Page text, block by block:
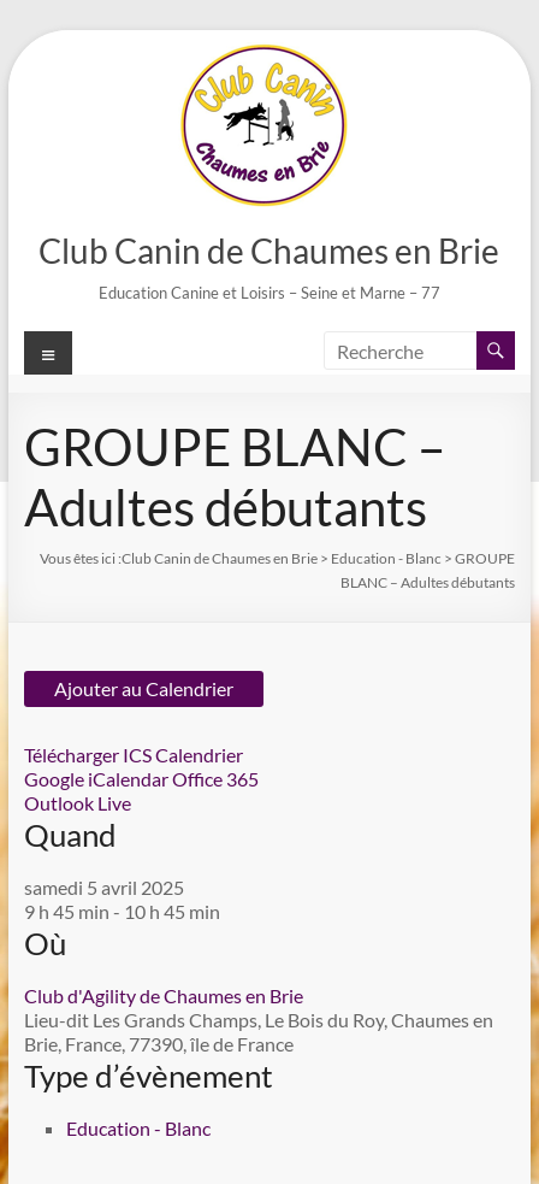
Aller
au
Club Canin de Chaumes en Brie
Education Canine et Loisirs – Seine et Marne – 77
Menu
GROUPE BLANC –
Adultes débutants
Vous êtes ici :Club Canin de Chaumes en Brie > Education - Blanc >GROUPE
BLANC – Adultes débutants
Ajouter au Calendrier
Télécharger ICSCalendrier
Google iCalendarOffice 365
Outlook Live
Quand
samedi 5 avril 2025
9 h 45 min - 10 h 45 min
Où
Club d'Agility de Chaumes en Brie
Lieu-dit Les Grands Champs, Le Bois du Roy, Chaumes en
Brie, France, 77390, île de France
Type d’évènement
Education - Blanc